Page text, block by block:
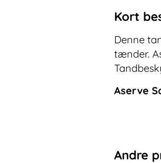
Kort
Denne
tænder.
Aserve
Andre